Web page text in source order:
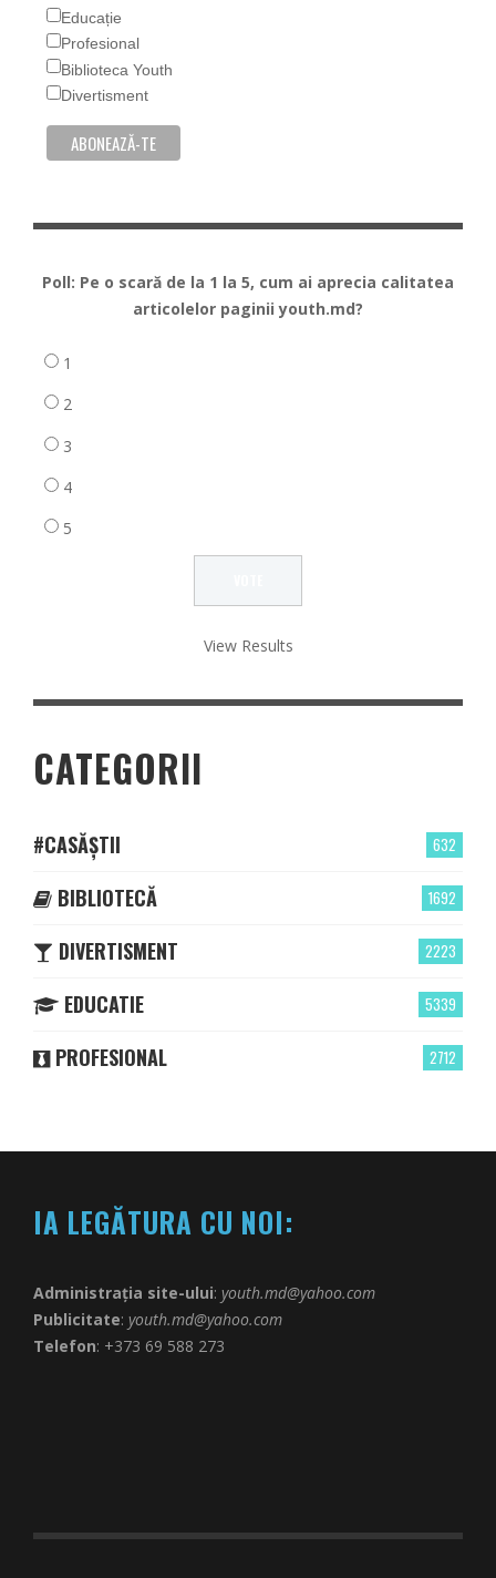
Educație
Profesional
Biblioteca Youth
Divertisment
Poll: Pe o scară de la 1 la 5, cum ai aprecia calitatea
articolelor paginii youth.md?
1
2
3
4
5
View Results
CATEGORII
632
#CASĂȘTII
1692
BIBLIOTECĂ
2223
DIVERTISMENT
5339
EDUCATIE
2712
PROFESIONAL
IA LEGĂTURA CU NOI:
Administrația site-ului: youth.md@yahoo.com
Publicitate: youth.md@yahoo.com
Telefon: +373 69 588 273